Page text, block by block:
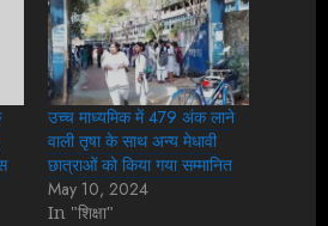
उच्च माध्यमिक में 479 अंक लाने
वाली तृषा के साथ अन्य मेधावी
छात्राओं को किया गया सम्मानित
May 10, 2024
In "शिक्षा"